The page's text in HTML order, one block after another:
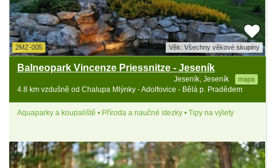
2MZ-005 Věk: Všechny věkové skupiny
Balneopark Vincenze Priessnitze - Jeseník
Jeseník, Jeseník mapa
4.8 km vzdušně od Chalupa Mlýnky - Adolfovice - Bělá p. Pradědem
Aquaparky a koupaliště • Příroda a naučné stezky • Tipy na výlety